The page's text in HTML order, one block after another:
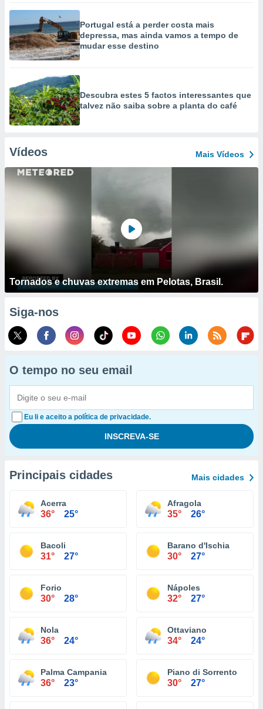
Portugal está a perder costa mais
depressa, mas ainda vamos a tempo de
mudar esse destino
Descubra estes 5 factos interessantes que
talvez não saiba sobre a planta do café
Vídeos Mais Vídeos
Tornados e chuvas extremas em Pelotas, Brasil.
Siga-nos
O tempo no seu email
Eu li e aceito a política de privacidade.
Principais cidades Mais cidades
Acerra
36° 25°
Afragola
35° 26°
Bacoli
31° 27°
Barano d'Ischia
30° 27°
Forio
30° 28°
Nápoles
32° 27°
Nola
36° 24°
Ottaviano
34° 24°
Palma Campania
36° 23°
Piano di Sorrento
30° 27°